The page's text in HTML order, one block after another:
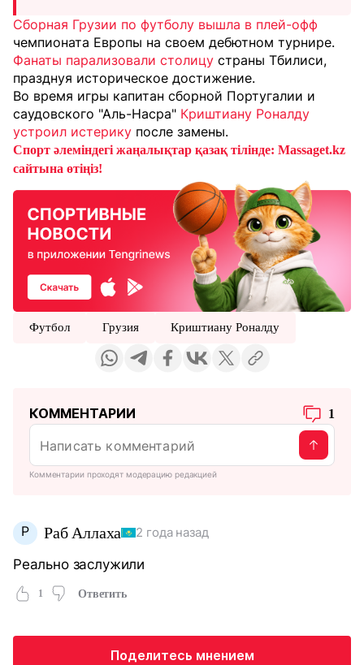
Сборная Грузии по футболу вышла в плей-офф
чемпионата Европы на своем дебютном турнире.
Фанаты парализовали столицу страны Тбилиси,
празднуя историческое достижение.
Во время игры капитан сборной Португалии и
саудовского "Аль-Насра" Криштиану Роналду
устроил истерику после замены.
Спорт әлеміндегі жаңалықтар қазақ тілінде: Massaget.kz
сайтына өтіңіз!
Футбол Грузия Криштиану Роналду
КОММЕНТАРИИ 1
Комментарии проходят модерацию редакцией
Р Раб Аллаха 2 года назад
Реально заслужили
1 Ответить
Поделитесь мнением